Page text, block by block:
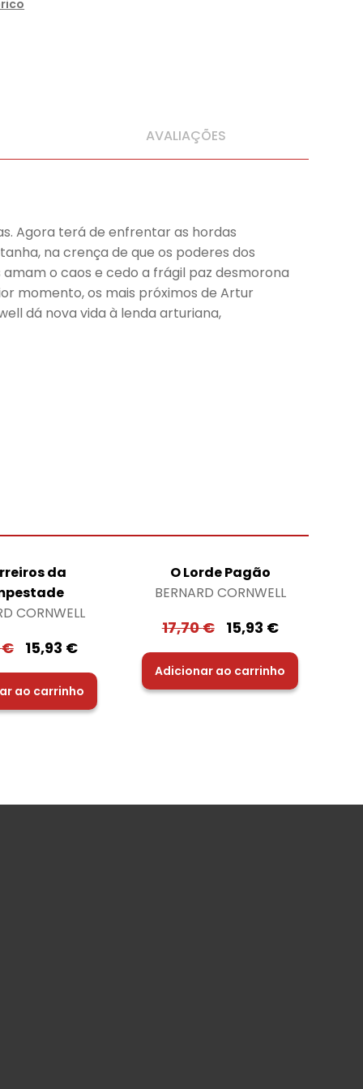
AVALIAÇÕES
Agora terá de enfrentar as hordas
na crença de que os poderes dos
o caos e cedo a frágil paz desmorona
momento, os mais próximos de Artur
dá nova vida à lenda arturiana,
da
CORNWELL
€ 15,93 €
ao carrinho
O Lorde Pagão
BERNARD CORNWELL
17,70€ 15,93 €
Adicionar ao carrinho